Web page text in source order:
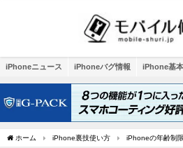
iPhoneニュース iPhoneバグ情報 iPhone基
ホーム iPhone裏技使い方 iPhoneの年齢制